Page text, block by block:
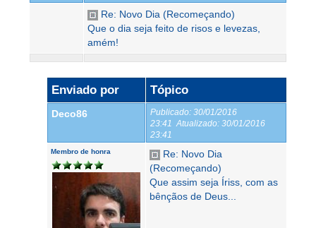
Re: Novo Dia (Recomeçando)
Que o dia seja feito de risos e levezas,
amém!
Enviado por Tópico
Deco86 Publicado: 30/01/2016
23:41 Atualizado: 30/01/2016
23:41
Membro de honra
Re: Novo Dia
(Recomeçando)
Que assim seja Íriss, com as
bênçãos de Deus...